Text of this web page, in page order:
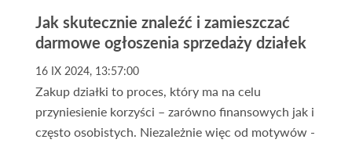
Jak skutecznie znaleźć i zamieszczać
darmowe ogłoszenia sprzedaży działek
16 IX 2024, 13:57:00
Zakup działki to proces, który ma na celu
przyniesienie korzyści – zarówno finansowych jak i
często osobistych. Niezależnie więc od motywów -